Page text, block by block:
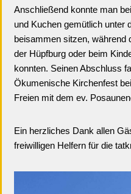
Anschließend konnte man
und Kuchen gemütlich unter
beisammen sitzen, während
der Hüpfburg oder beim
konnten. Seinen Abschluss
Ökumenische Kirchenfest
Freien mit dem ev.
Ein herzliches Dank allen
freiwilligen Helfern für die